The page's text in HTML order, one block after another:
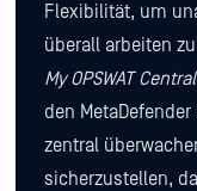
Flexibilität, um
überall arbeiten
My OPSWAT
den
zentral
sicherzustellen,